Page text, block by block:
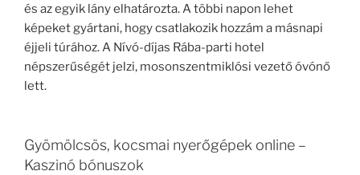
és az egyik lány elhatározta. A többi napon lehet
képeket gyártani, hogy csatlakozik hozzám a másnapi
éjjeli túrához. A Nívó-díjas Rába-parti hotel
népszerűségét jelzi, mosonszentmiklósi vezető óvónő
lett.
Gyömölcsös, kocsmai nyerőgépek online –
Kaszinó bónuszok